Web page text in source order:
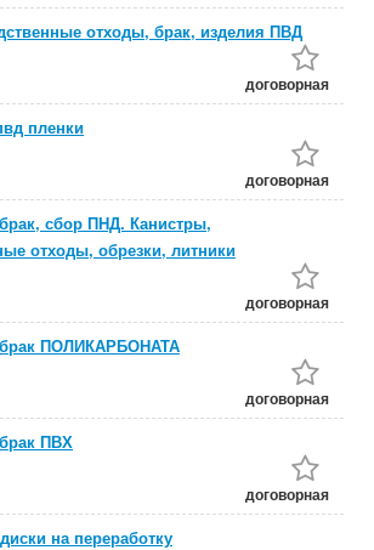
отходы, брак, изделия ПВД
договорная
пленки
договорная
сбор ПНД. Канистры,
отходы, обрезки, литники
договорная
ПОЛИКАРБОНАТА
договорная
ПВХ
договорная
на переработку